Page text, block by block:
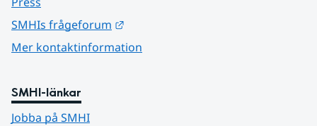
SMHIs frågeforum
Mer kontaktinformation
SMHI-länkar
Jobba på SMHI